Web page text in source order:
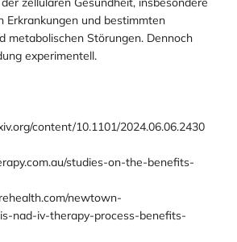
Erkrankungen und bestimmten
metabolischen Störungen. Dennoch
experimentell.
content/10.1101/2024.06.06.2430
studies-on-the-benefits-
newtown-
nad-iv-therapy-process-benefits-